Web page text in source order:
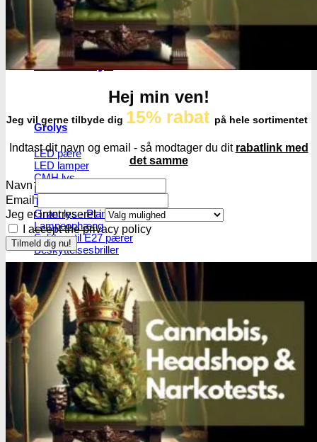
Groudstyr
Grolys
LED pære
LED lamper
CMH lys
HPS/MH lys
T5 lamper | Plantedyrkning
Grønt lys - Plante neutralt
Lampeophæng
Splittere til E27 pærer
Beskyttelsesbriller
Strømforsygning
CMH ballaster
Ballaster til HPS/MH
Vanding
Vandpumper
Vandtanke
Gødning
Hej min ven!
Jeg vil gerne tilbyde dig 15% rabat på hele sortimentet
Indtast dit navn og email - så modtager du dit rabatlink med
det samme
Navn
Email
Jeg er interreseret i
I accept the privacy policy